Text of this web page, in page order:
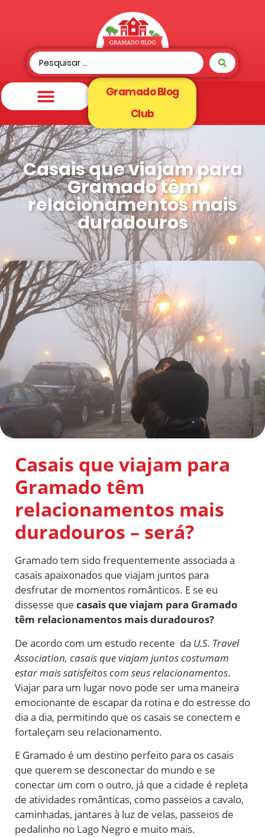
Gramado Blog
Club
Casais que viajam para
Gramado têm
relacionamentos mais
duradouros
Casais que viajam para
Gramado têm
relacionamentos mais
duradouros – será?
Gramado tem sido frequentemente associada a
casais apaixonados que viajam juntos para
desfrutar de momentos românticos. E se eu
dissesse que casais que viajam para Gramado
têm relacionamentos mais duradouros?
De acordo com um estudo recente da U.S. Travel
Association, casais que viajam juntos costumam
estar mais satisfeitos com seus relacionamentos.
Viajar para um lugar novo pode ser uma maneira
emocionante de escapar da rotina e do estresse do
dia a dia, permitindo que os casais se conectem e
fortaleçam seu relacionamento.
E Gramado é um destino perfeito para os casais
que querem se desconectar do mundo e se
conectar um com o outro, já que a cidade é repleta
de atividades românticas, como passeios a cavalo,
caminhadas, jantares à luz de velas, passeios de
pedalinho no Lago Negro e muito mais.